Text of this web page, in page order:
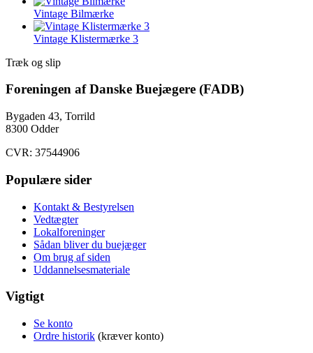
Vintage Bilmærke
Vintage Klistermærke 3
Træk og slip
Foreningen af Danske Buejægere (FADB)
Bygaden 43, Torrild
8300 Odder
CVR: 37544906
Populære sider
Kontakt & Bestyrelsen
Vedtægter
Lokalforeninger
Sådan bliver du buejæger
Om brug af siden
Uddannelsesmateriale
Vigtigt
Se konto
Ordre historik (kræver konto)